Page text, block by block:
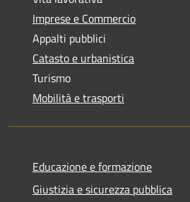
Imprese e Commercio
Appalti pubblici
Catasto e urbanistica
Turismo
Mobilità e trasporti
Educazione e formazione
Giustizia e sicurezza pubblica